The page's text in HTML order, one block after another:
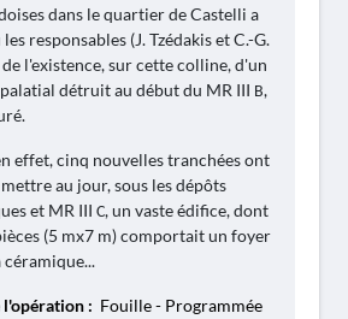
dans le quartier de Castelli a
responsables (J. Tzédakis et C.-G.
l'existence, sur cette colline, d'un
détruit au début du MR III В,
effet, cinq nouvelles tranchées ont
au jour, sous les dépôts
et MR III С, un vaste édifice, dont
(5 mx7 m) comportait un foyer
céramique...
l'opération : Fouille - Programmée